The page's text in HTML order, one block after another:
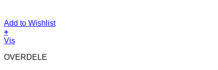
Add to Wishlist
+
Dette
har
Vis
OVERDELE